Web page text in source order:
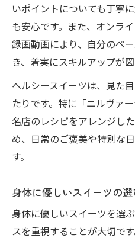
いポイントについても丁寧
も安心です。また、オンラ
録画動画により、自分のペ
き、着実にスキルアップが図
ヘルシースイーツは、見た
たりです。特に「ニルヴァ
名店のレシピをアレンジし
め、日常のご褒美や特別な
す。
身体に優しいスイーツの
身体に優しいスイーツを選
スを重視することが大切で